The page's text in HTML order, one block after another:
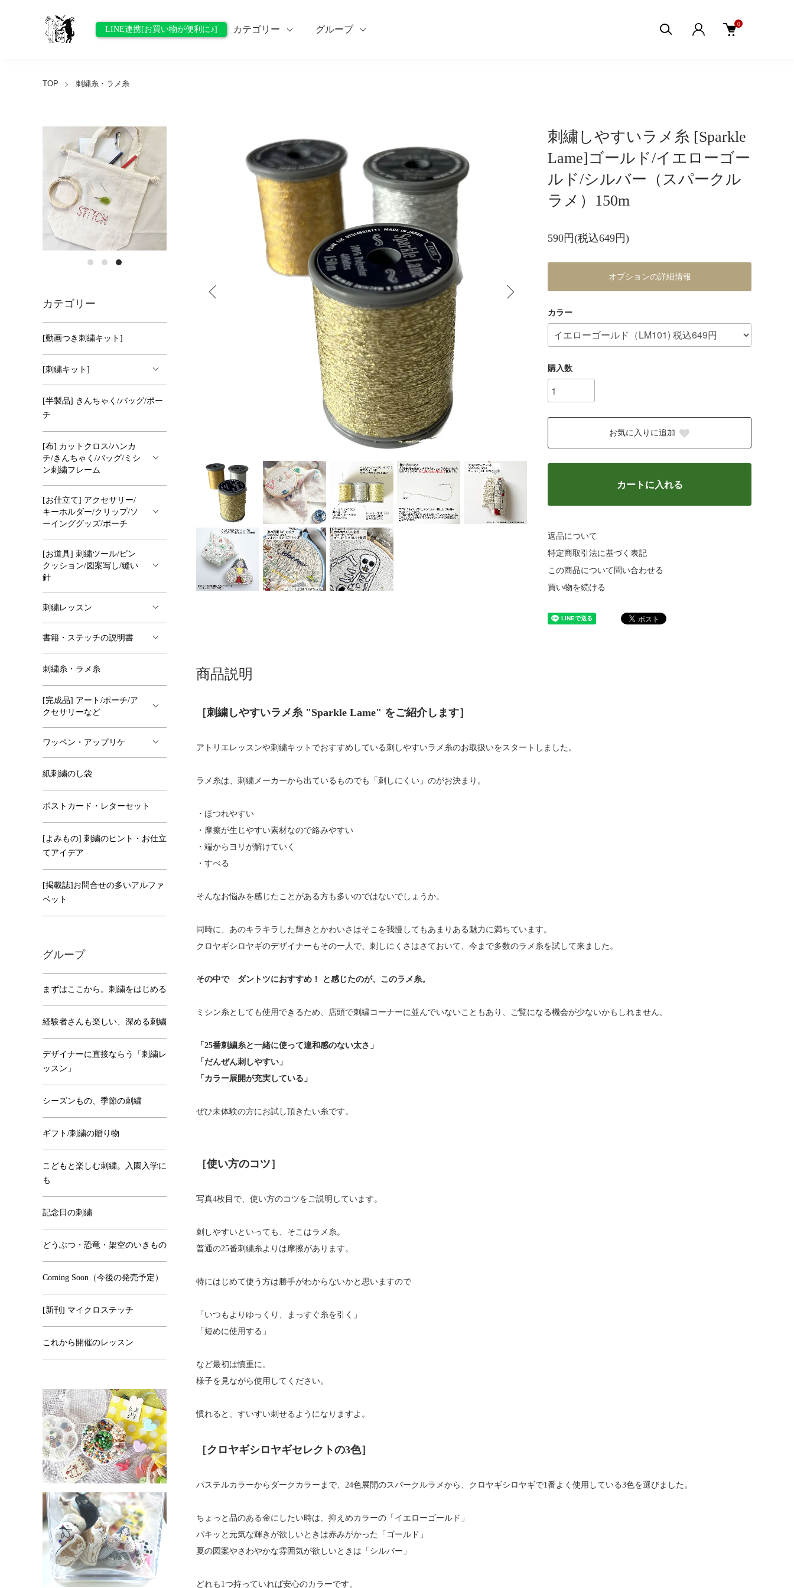
LINE連携[お買い物が便利に♪] カテゴリー グループ
0
TOP 刺繍糸・ラメ糸
刺繍しやすいラメ糸 [Sparkle
Lame]ゴールド/イエローゴー
ルド/シルバー（スパークル
ラメ）150m
590円(税込649円)
オプションの詳細情報
カラー
購入数
お気に入りに追加
カートに入れる
返品について
特定商取引法に基づく表記
この商品について問い合わせる
買い物を続ける
商品説明
［刺繍しやすいラメ糸 "Sparkle Lame" をご紹介します］
アトリエレッスンや刺繍キットでおすすめしている刺しやすいラメ糸のお取扱いをスタートしました。
ラメ糸は、刺繍メーカーから出ているものでも「刺しにくい」のがお決まり。
・ほつれやすい
・摩擦が生じやすい素材なので絡みやすい
・端からヨリが解けていく
・すべる
そんなお悩みを感じたことがある方も多いのではないでしょうか。
同時に、あのキラキラした輝きとかわいさはそこを我慢してもあまりある魅力に満ちています。
クロヤギシロヤギのデザイナーもその一人で、刺しにくさはさておいて、今まで多数のラメ糸を試して来ました。
その中で ダントツにおすすめ！ と感じたのが、このラメ糸。
ミシン糸としても使用できるため、店頭で刺繍コーナーに並んでいないこともあり、ご覧になる機会が少ないかもしれません。
「25番刺繍糸と一緒に使って違和感のない太さ」
「だんぜん刺しやすい」
「カラー展開が充実している」
ぜひ未体験の方にお試し頂きたい糸です。
［使い方のコツ］
写真4枚目で、使い方のコツをご説明しています。
刺しやすいといっても、そこはラメ糸。
普通の25番刺繍糸よりは摩擦があります。
特にはじめて使う方は勝手がわからないかと思いますので
「いつもよりゆっくり、まっすぐ糸を引く」
「短めに使用する」
など最初は慎重に。
様子を見ながら使用してください。
慣れると、すいすい刺せるようになりますよ。
［クロヤギシロヤギセレクトの3色］
パステルカラーからダークカラーまで、24色展開のスパークルラメから、クロヤギシロヤギで1番よく使用している3色を選びました。
ちょっと品のある金にしたい時は、抑えめカラーの「イエローゴールド」
パキッと元気な輝きが欲しいときは赤みがかった「ゴールド」
夏の図案やさわやかな雰囲気が欲しいときは「シルバー」
どれも1つ持っていれば安心のカラーです。
カテゴリー
[動画つき刺繍キット]
[刺繍キット]
[半製品] きんちゃく/バッグ/ポー
チ
[布] カットクロス/ハンカ
チ/きんちゃく/バッグ/ミシ
ン刺繍フレーム
[お仕立て] アクセサリー/
キーホルダー/クリップ/ソ
ーインググッズ/ポーチ
[お道具] 刺繍ツール/ピン
クッション/図案写し/縫い
針
刺繍レッスン
書籍・ステッチの説明書
刺繍糸・ラメ糸
[完成品] アート/ポーチ/ア
クセサリーなど
ワッペン・アップリケ
紙刺繍のし袋
ポストカード・レターセット
[よみもの] 刺繍のヒント・お仕立
てアイデア
[掲載誌]お問合せの多いアルファ
ベット
グループ
まずはここから。刺繍をはじめる
経験者さんも楽しい、深める刺繍
デザイナーに直接ならう「刺繍レ
ッスン」
シーズンもの、季節の刺繍
ギフト/刺繍の贈り物
こどもと楽しむ刺繍。入園入学に
も
記念日の刺繍
どうぶつ・恐竜・架空のいきもの
Coming Soon（今後の発売予定）
[新刊] マイクロステッチ
これから開催のレッスン